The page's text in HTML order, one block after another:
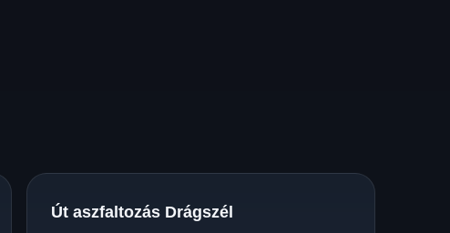
Út aszfaltozás Drágszél